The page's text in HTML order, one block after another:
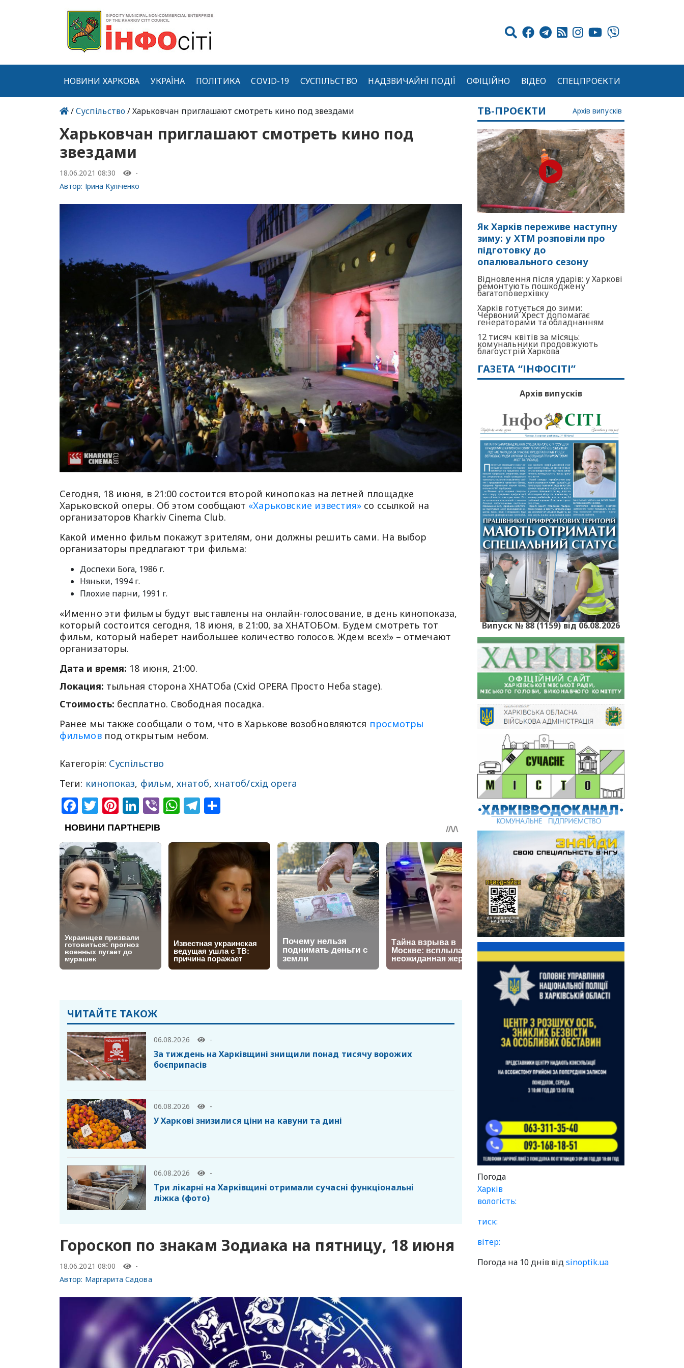
НОВИНИ ХАРКОВА УКРАЇНА ПОЛІТИКА COVID-19 СУСПІЛЬСТВО НАДЗВИЧАЙНІ ПОДІЇ ОФІЦІЙНО ВІДЕО СПЕЦПРОЄКТИ
/Суспільство/ Харьковчан приглашают смотреть кино под звездами
Харьковчан приглашают смотреть кино под
звездами
18.06.2021 08:30
-
Автор: Ірина Куліченко
​​Сегодня, 18 июня, в 21:00 состоится второй кинопоказ на летней площадке
Харьковской оперы. Об этом сообщают «Харьковские известия» со ссылкой на
организаторов Kharkiv Cinema Club.
Какой именно фильм покажут зрителям, они должны решить сами. На выбор
организаторы предлагают три фильма:
Доспехи Бога, 1986 г.
Няньки, 1994 г.
Плохие парни, 1991 г.
«Именно эти фильмы будут выставлены на онлайн-голосование, в день кинопоказа,
который состоится сегодня, 18 июня, в 21:00, за ХНАТОБОм. Будем смотреть тот
фильм, который наберет наибольшее количество голосов. Ждем всех!» – отмечают
организаторы.
Дата и время: 18 июня, 21:00.
Локация: тыльная сторона ХНАТОба (Схid OPERA Просто Неба stage).
Стоимость: бесплатно. Свободная посадка.
Ранее мы также сообщали о том, что в Харькове возобновляются просмотры
фильмовпод открытым небом.
Категорія: Суспільство
Теги: кинопоказ, фильм,хнатоб, хнатоб/схід opera
Facebook
Twitter
Pinterest
LinkedIn
ViberWhatsApp
Telegram
ЧИТАЙТЕ ТАКОЖ
06.08.2026 -
За тиждень на Харківщині знищили понад тисячу ворожих
боєприпасів
06.08.2026 -
У Харкові знизилися ціни на кавуни та дині
06.08.2026 -
Три лікарні на Харківщині отримали сучасні функціональні
ліжка (фото)
Гороскоп по знакам Зодиака на пятницу, 18 июня
18.06.2021 08:00
-
Автор: Маргарита Садова
ТВ-ПРОЄКТИ Архів випусків
Як Харків переживе наступну
зиму: у ХТМ розповіли про
підготовку до
опалювального сезону
Відновлення після ударів: у Харкові
ремонтують пошкоджену
багатоповерхівку
Харків готується до зими:
Червоний Хрест допомагає
генераторами та обладнанням
12 тисяч квітів за місяць:
комунальники продовжують
благоустрій Харкова
ГАЗЕТА “ІНФОСІТІ”
Архів випусків
Випуск № 88 (1159) від 06.08.2026
Погода
Харків
вологість:
тиск:
вітер:
Погода на 10 днів відsinoptik.ua